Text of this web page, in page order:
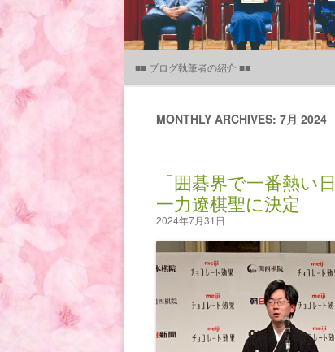
■■ ブログ執筆者の紹介 ■■
MONTHLY ARCHIVES: 7月 2024
「囲碁界で一番熱
一力遼棋聖に決定
2024年7月31日